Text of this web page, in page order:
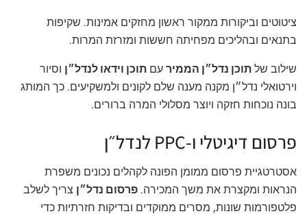
ציטוטים וביקורות ממקור ראשון מחזקים אמינות. שקיפות
בתנאים ובהליכים מפחיתה חששות ומזרזת המרות.
שילוב שלתוכן נדל״ן הממירעם תוכן וידאו לנדל״ן וסיור
וירטואלי נדל״ן מקנה מענה שלם לקונים ולמשקיעים. כך המותג
בונה נוכחות חזקה ויוצר מסלולי המרה ברורים.
פרסום דיגיטלי ו-PPC לנדל״ן
אסטרטגיית פרסום ממומן הפונה לקהלים נכונים משפרת
הנראות ומקצרת את משך המכירה. פרסום נדל״ן צריך לשלב
פלטפורמות שונות, מסרים ממוקדים ובדיקות חזרתיות כדי